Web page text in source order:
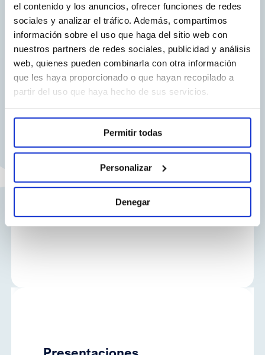
el contenido y los anuncios, ofrecer funciones de redes
sociales y analizar el tráfico. Además, compartimos
información sobre el uso que haga del sitio web con
nuestros partners de redes sociales, publicidad y análisis
web, quienes pueden combinarla con otra información
que les haya proporcionado o que hayan recopilado a
partir del uso que haya hecho de sus servicios.
Permitir todas
Personalizar
Denegar
Abiraterona
NORMON
Abiraterona